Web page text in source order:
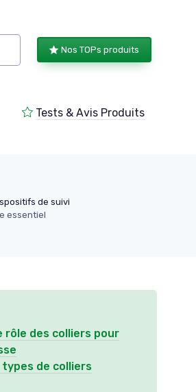
Nos TOPs produits
Tests & Avis Produits
de suivi
essentiel
rôle des colliers pour
de colliers